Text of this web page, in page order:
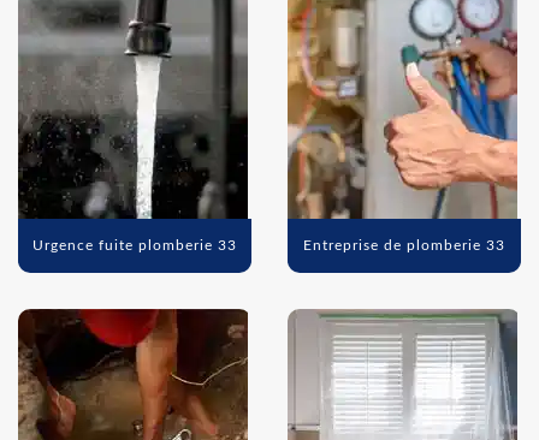
Urgence fuite plomberie 33 Entreprise de plomberie 33